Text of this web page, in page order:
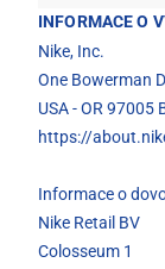
INFORMACE O
Nike, Inc.
One Bowerman
USA - OR 97005
https://
Informace o
Nike Retail BV
Colosseum 1